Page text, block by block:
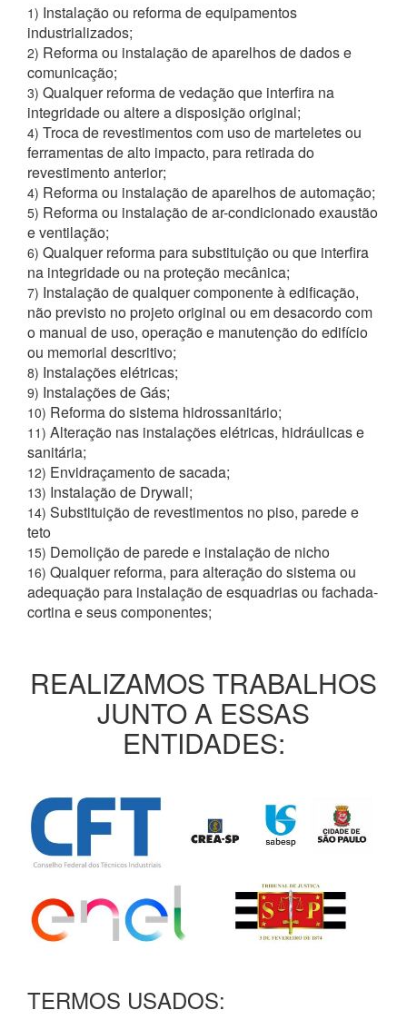
1) Instalação ou reforma de equipamentos
industrializados;
2) Reforma ou instalação de aparelhos de dados e
comunicação;
3) Qualquer reforma de vedação que interfira na
integridade ou altere a disposição original;
4) Troca de revestimentos com uso de marteletes ou
ferramentas de alto impacto, para retirada do
revestimento anterior;
4) Reforma ou instalação de aparelhos de automação;
5) Reforma ou instalação de ar-condicionado exaustão
e ventilação;
6) Qualquer reforma para substituição ou que interfira
na integridade ou na proteção mecânica;
7) Instalação de qualquer componente à edificação,
não previsto no projeto original ou em desacordo com
o manual de uso, operação e manutenção do edifício
ou memorial descritivo;
8) Instalações elétricas;
9) Instalações de Gás;
10) Reforma do sistema hidrossanitário;
11) Alteração nas instalações elétricas, hidráulicas e
sanitária;
12) Envidraçamento de sacada;
13) Instalação de Drywall;
14) Substituição de revestimentos no piso, parede e
teto
15) Demolição de parede e instalação de nicho
16) Qualquer reforma, para alteração do sistema ou
adequação para instalação de esquadrias ou fachada-
cortina e seus componentes;
REALIZAMOS TRABALHOS
JUNTO A ESSAS
ENTIDADES:
TERMOS USADOS: